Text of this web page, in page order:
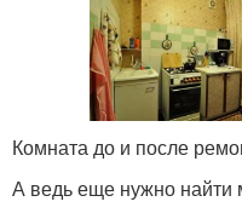
Комната до и после
А ведь еще нужно найти